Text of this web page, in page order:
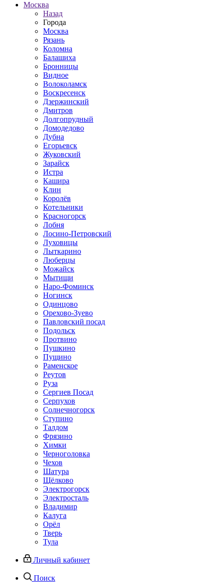
Москва
Назад
Города
Москва
Рязань
Коломна
Балашиха
Бронницы
Видное
Волоколамск
Воскресенск
Дзержинский
Дмитров
Долгопрудный
Домодедово
Дубна
Егорьевск
Жуковский
Зарайск
Истра
Кашира
Клин
Королёв
Котельники
Красногорск
Лобня
Лосино-Петровский
Луховицы
Лыткарино
Люберцы
Можайск
Мытищи
Наро-Фоминск
Ногинск
Одинцово
Орехово-Зуево
Павловский посад
Подольск
Протвино
Пушкино
Пущино
Раменское
Реутов
Руза
Сергиев Посад
Серпухов
Солнечногорск
Ступино
Талдом
Фрязино
Химки
Черноголовка
Чехов
Шатура
Щёлково
Электрогорск
Электросталь
Владимир
Калуга
Орёл
Тверь
Тула
Личный кабинет
Поиск